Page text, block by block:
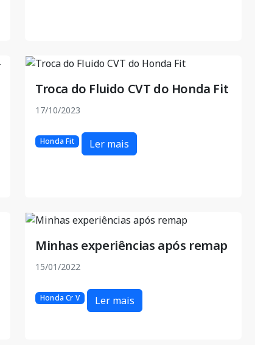
Troca do Fluido CVT do Honda Fit
17/10/2023
Honda Fit Ler mais
Minhas experiências após remap
15/01/2022
Honda Cr V Ler mais